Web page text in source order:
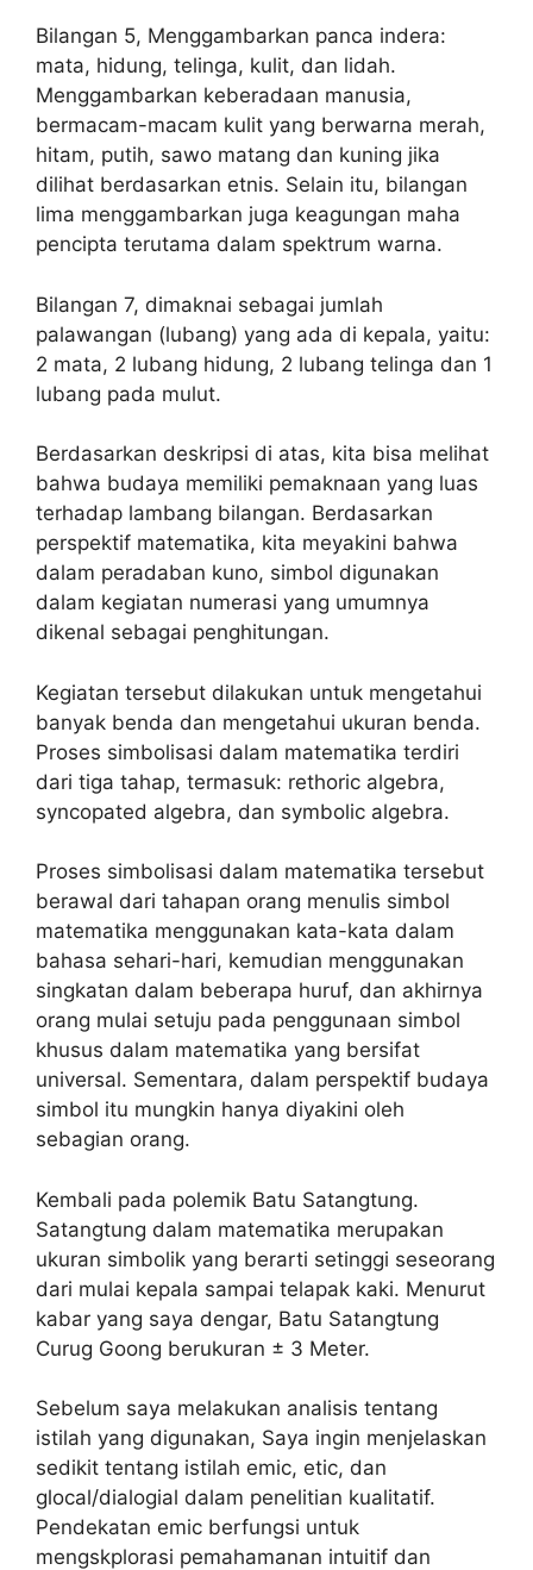
Bilangan 5, Menggambarkan panca indera:
mata, hidung, telinga, kulit, dan lidah.
Menggambarkan keberadaan manusia,
bermacam-macam kulit yang berwarna merah,
hitam, putih, sawo matang dan kuning jika
dilihat berdasarkan etnis. Selain itu, bilangan
lima menggambarkan juga keagungan maha
pencipta terutama dalam spektrum warna.
Bilangan 7, dimaknai sebagai jumlah
palawangan (lubang) yang ada di kepala, yaitu:
2 mata, 2 lubang hidung, 2 lubang telinga dan 1
lubang pada mulut.
Berdasarkan deskripsi di atas, kita bisa melihat
bahwa budaya memiliki pemaknaan yang luas
terhadap lambang bilangan. Berdasarkan
perspektif matematika, kita meyakini bahwa
dalam peradaban kuno, simbol digunakan
dalam kegiatan numerasi yang umumnya
dikenal sebagai penghitungan.
Kegiatan tersebut dilakukan untuk mengetahui
banyak benda dan mengetahui ukuran benda.
Proses simbolisasi dalam matematika terdiri
dari tiga tahap, termasuk: rethoric algebra,
syncopated algebra, dan symbolic algebra.
Proses simbolisasi dalam matematika tersebut
berawal dari tahapan orang menulis simbol
matematika menggunakan kata-kata dalam
bahasa sehari-hari, kemudian menggunakan
singkatan dalam beberapa huruf, dan akhirnya
orang mulai setuju pada penggunaan simbol
khusus dalam matematika yang bersifat
universal. Sementara, dalam perspektif budaya
simbol itu mungkin hanya diyakini oleh
sebagian orang.
Kembali pada polemik Batu Satangtung.
Satangtung dalam matematika merupakan
ukuran simbolik yang berarti setinggi seseorang
dari mulai kepala sampai telapak kaki. Menurut
kabar yang saya dengar, Batu Satangtung
Curug Goong berukuran ± 3 Meter.
Sebelum saya melakukan analisis tentang
istilah yang digunakan, Saya ingin menjelaskan
sedikit tentang istilah emic, etic, dan
glocal/dialogial dalam penelitian kualitatif.
Pendekatan emic berfungsi untuk
mengskplorasi pemahamanan intuitif dan